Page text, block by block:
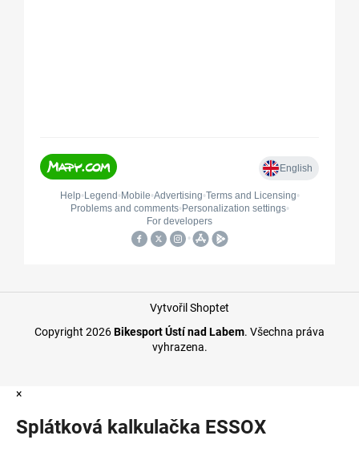
Vytvořil Shoptet
Copyright 2026Bikesport Ústí nad Labem. Všechna práva
vyhrazena.
×
Splátková kalkulačka ESSOX